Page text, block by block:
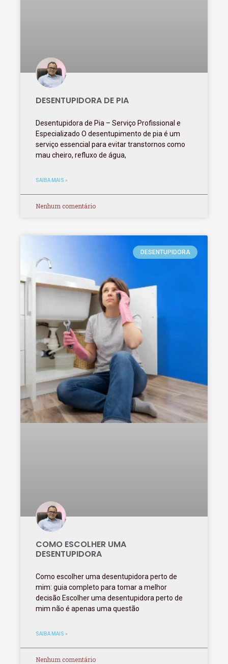
DESENTUPIDORA DE PIA
Desentupidora de Pia – Serviço Profissional e
Especializado O desentupimento de pia é um
serviço essencial para evitar transtornos como
mau cheiro, refluxo de água,
SAIBA MAIS »
Nenhum comentário
DESENTUPIDORA
COMO ESCOLHER UMA
DESENTUPIDORA
Como escolher uma desentupidora perto de
mim: guia completo para tomar a melhor
decisão Escolher uma desentupidora perto de
mim não é apenas uma questão
SAIBA MAIS »
Nenhum comentário